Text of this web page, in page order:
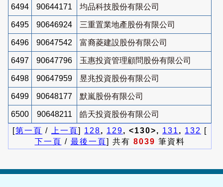
6494 90644171 均品科技股份有限公司
6495 90646924 三重置業地產股份有限公司
6496 90647542 富裔菱建設股份有限公司
6497 90647796 玉惠投資管理顧問股份有限公司
6498 90647959 昱兆投資股份有限公司
6499 90648177 默嵐股份有限公司
6500 90648211
皓天投資股份有限公司
[第一頁 / 上一頁] 128, 129, <130>, 131 , 132
[
下一頁 / 最後一頁] 共有 8039 筆資料